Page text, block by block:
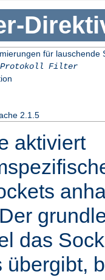
-
für lauschende
Protokoll Filter
2.1.5
aktiviert
das
übergibt,